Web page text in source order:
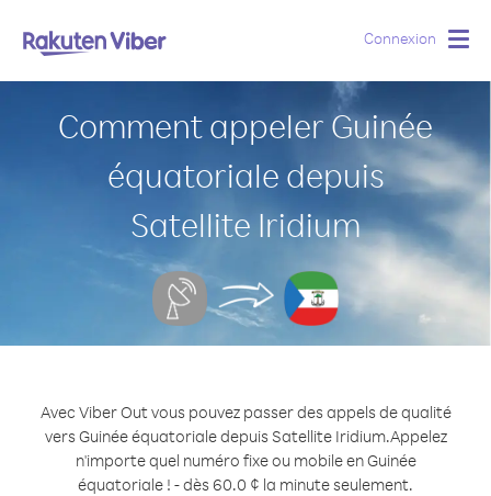
Connexion
Comment appeler Guinée
équatoriale depuis
Satellite Iridium
Avec Viber Out vous pouvez passer des appels de qualité
vers Guinée équatoriale depuis Satellite Iridium.Appelez
n'importe quel numéro fixe ou mobile en Guinée
équatoriale ! - dès 60.0 ¢ la minute seulement.